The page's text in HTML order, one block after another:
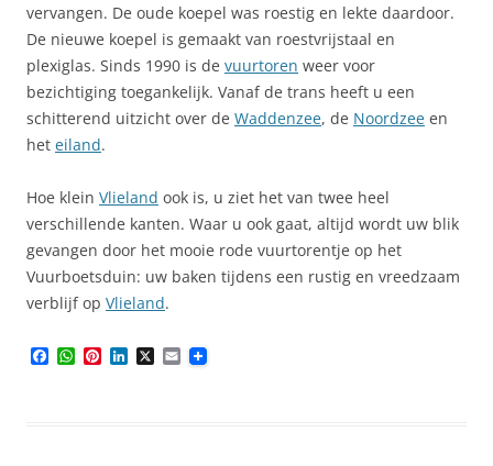
vervangen. De oude koepel was roestig en lekte daardoor.
De nieuwe koepel is gemaakt van roestvrijstaal en
plexiglas. Sinds 1990 is de vuurtoren weer voor
bezichtiging toegankelijk. Vanaf de trans heeft u een
schitterend uitzicht over de Waddenzee, de Noordzee en
het eiland.
Hoe klein Vlieland ook is, u ziet het van twee heel
verschillende kanten. Waar u ook gaat, altijd wordt uw blik
gevangen door het mooie rode vuurtorentje op het
Vuurboetsduin: uw baken tijdens een rustig en vreedzaam
verblijf op Vlieland.
W P X E
m